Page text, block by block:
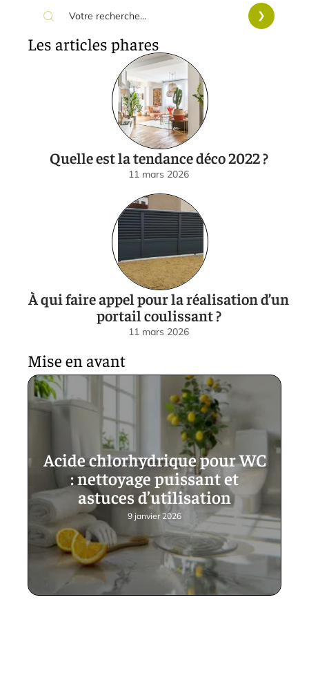
Les articles phares
Quelle est la tendance déco 2022 ?
11 mars 2026
À qui faire appel pour la réalisation d’un
portail coulissant ?
11 mars 2026
Mise en avant
Acide chlorhydrique pour WC
: nettoyage puissant et
astuces d’utilisation
9 janvier 2026